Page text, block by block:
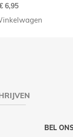
6,95
BEL